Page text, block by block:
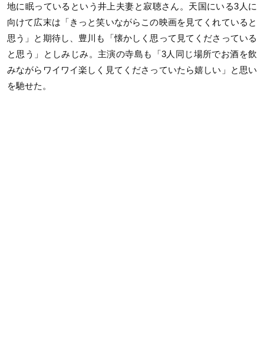
地に眠っているという井上夫妻と寂聴さん。天国にいる3人に
向けて広末は「きっと笑いながらこの映画を見てくれていると
思う」と期待し、豊川も「懐かしく思って見てくださっている
と思う」としみじみ。主演の寺島も「3人同じ場所でお酒を飲
みながらワイワイ楽しく見てくださっていたら嬉しい」と思い
を馳せた。